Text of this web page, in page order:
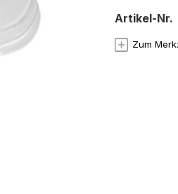
Artikel-Nr.
Zum